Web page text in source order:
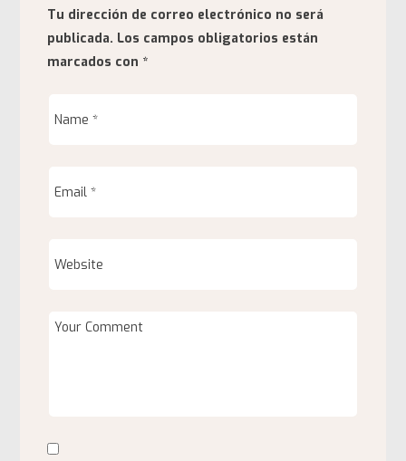
Tu dirección de correo electrónico no será
publicada. Los campos obligatorios están
marcados con *